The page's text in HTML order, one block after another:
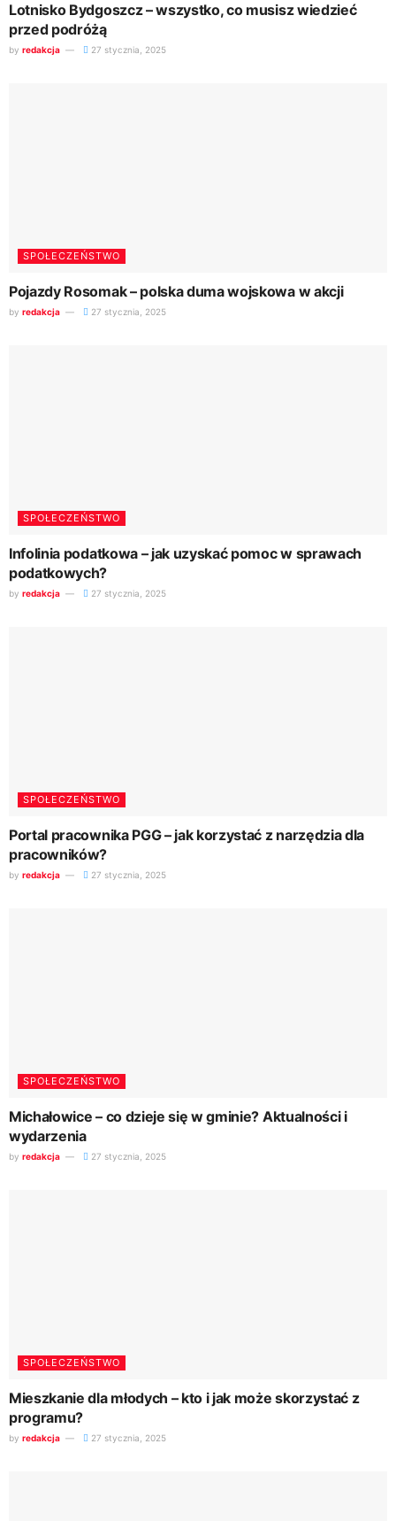
Lotnisko Bydgoszcz – wszystko, co musisz wiedzieć
przed podróżą
by redakcja 27 stycznia, 2025
SPOŁECZEŃSTWO
Pojazdy Rosomak – polska duma wojskowa w akcji
by redakcja 27 stycznia, 2025
SPOŁECZEŃSTWO
Infolinia podatkowa – jak uzyskać pomoc w sprawach
podatkowych?
by redakcja 27 stycznia, 2025
SPOŁECZEŃSTWO
Portal pracownika PGG – jak korzystać z narzędzia dla
pracowników?
by redakcja 27 stycznia, 2025
SPOŁECZEŃSTWO
Michałowice – co dzieje się w gminie? Aktualności i
wydarzenia
by redakcja 27 stycznia, 2025
SPOŁECZEŃSTWO
Mieszkanie dla młodych – kto i jak może skorzystać z
programu?
by redakcja 27 stycznia, 2025